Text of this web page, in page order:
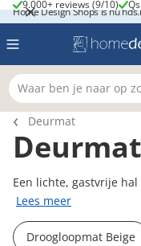
Home Design Shops is nu
Home Design Shops is nu
9.000+ reviews (9/10)
9.000+ reviews (9/10)
Waar ben je naar op
Breadcrumb
Deurmat
Een lichte, gastvrije
Lees meer
Droogloopmat Beige